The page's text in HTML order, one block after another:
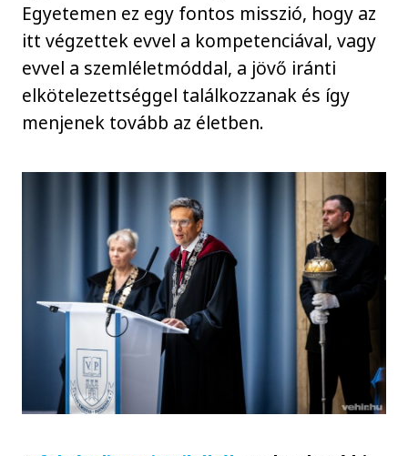
Egyetemen ez egy fontos misszió, hogy az
itt végzettek evvel a kompetenciával, vagy
evvel a szemléletmóddal, a jövő iránti
elkötelezettséggel találkozzanak és így
menjenek tovább az életben.